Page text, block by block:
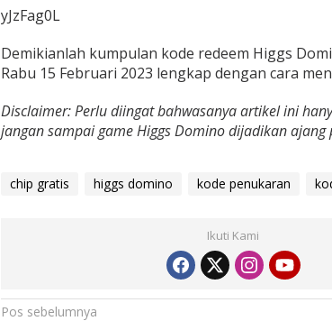
yJzFag0L
Demikianlah kumpulan kode redeem Higgs
Rabu 15 Februari 2023 lengkap dengan cara
Disclaimer: Perlu diingat bahwasanya artikel ini
jangan sampai game Higgs Domino dijadikan ajang
chip gratis higgs domino kode penukaran
Ikuti Kami
Pos sebelumnya